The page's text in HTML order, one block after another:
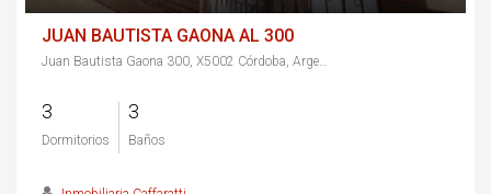
JUAN BAUTISTA GAONA AL 300
Juan Bautista Gaona 300, X5002 Córdoba, Argentina
3
Dormitorios
3
Baños